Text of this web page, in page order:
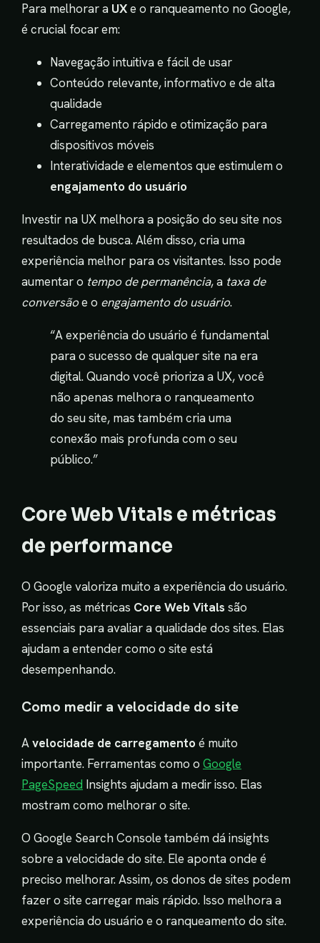
Para melhorar a UXe o ranqueamento no Google,
é crucial focar em:
Navegação intuitiva e fácil de usar
Conteúdo relevante, informativo e de alta
qualidade
Carregamento rápido e otimização para
dispositivos móveis
Interatividade e elementos que estimulem o
engajamento do usuário
Investir na UX melhora a posição do seu site nos
resultados de busca. Além disso, cria uma
experiência melhor para os visitantes. Isso pode
aumentar o tempo de permanência, a taxa de
conversãoe o engajamento do usuário.
“A experiência do usuário é fundamental
para o sucesso de qualquer site na era
digital. Quando você prioriza a UX, você
não apenas melhora o ranqueamento
do seu site, mas também cria uma
conexão mais profunda com o seu
público.”
Core Web Vitals e métricas
de performance
O Google valoriza muito a experiência do usuário.
Por isso, as métricas Core Web Vitals são
essenciais para avaliar a qualidade dos sites. Elas
ajudam a entender como o site está
desempenhando.
Como medir a velocidade do site
Avelocidade de carregamento é muito
importante. Ferramentas como o Google
PageSpeed Insights ajudam a medir isso. Elas
mostram como melhorar o site.
O Google Search Console também dá insights
sobre a velocidade do site. Ele aponta onde é
preciso melhorar. Assim, os donos de sites podem
fazer o site carregar mais rápido. Isso melhora a
experiência do usuário e o ranqueamento do site.